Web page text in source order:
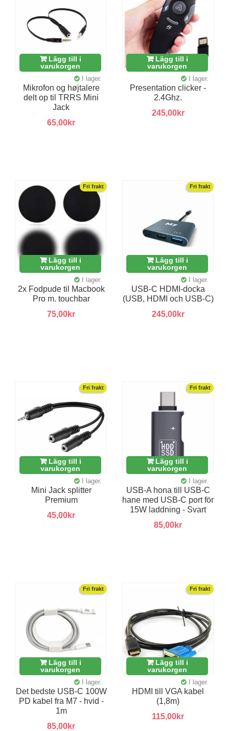
Lägg till i
varukorgen
I lager.
Mikrofon og højtalere
delt op til TRRS Mini
Jack
65,00kr
Lägg till i
varukorgen
I lager.
Presentation clicker -
2.4Ghz.
245,00kr
Fri frakt
Lägg till i
varukorgen
I lager.
2x Fodpude til Macbook
Pro m. touchbar
75,00kr
Fri frakt
Lägg till i
varukorgen
I lager.
USB-C HDMI-docka
(USB, HDMI och USB-C)
245,00kr
Fri frakt
Lägg till i
varukorgen
I lager.
Mini Jack splitter
Premium
45,00kr
Fri frakt
Lägg till i
varukorgen
I lager.
USB-A hona till USB-C
hane med USB-C port för
15W laddning - Svart
85,00kr
Fri frakt
Lägg till i
varukorgen
I lager.
Det bedste USB-C 100W
PD kabel fra M7 - hvid -
1m
85,00kr
Fri frakt
Lägg till i
varukorgen
I lager.
HDMI till VGA kabel
(1,8m)
115,00kr